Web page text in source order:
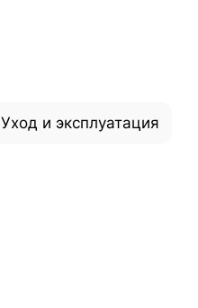
Уход и эксплуатация